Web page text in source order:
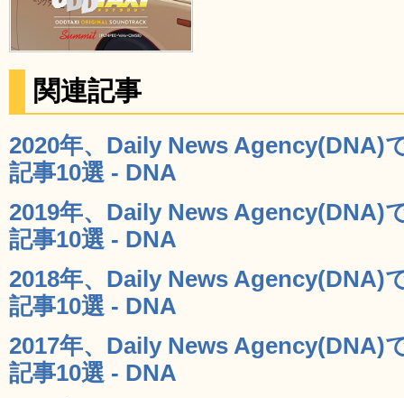
関連記事
2020年、Daily News Agency(DNA)
記事10選 - DNA
2019年、Daily News Agency(DNA)
記事10選 - DNA
2018年、Daily News Agency(DNA)
記事10選 - DNA
2017年、Daily News Agency(DNA)
記事10選 - DNA